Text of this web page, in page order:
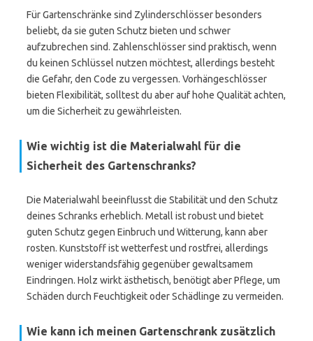
Für Gartenschränke sind Zylinderschlösser besonders
beliebt, da sie guten Schutz bieten und schwer
aufzubrechen sind. Zahlenschlösser sind praktisch, wenn
du keinen Schlüssel nutzen möchtest, allerdings besteht
die Gefahr, den Code zu vergessen. Vorhängeschlösser
bieten Flexibilität, solltest du aber auf hohe Qualität achten,
um die Sicherheit zu gewährleisten.
Wie wichtig ist die Materialwahl für die
Sicherheit des Gartenschranks?
Die Materialwahl beeinflusst die Stabilität und den Schutz
deines Schranks erheblich. Metall ist robust und bietet
guten Schutz gegen Einbruch und Witterung, kann aber
rosten. Kunststoff ist wetterfest und rostfrei, allerdings
weniger widerstandsfähig gegenüber gewaltsamem
Eindringen. Holz wirkt ästhetisch, benötigt aber Pflege, um
Schäden durch Feuchtigkeit oder Schädlinge zu vermeiden.
Wie kann ich meinen Gartenschrank zusätzlich